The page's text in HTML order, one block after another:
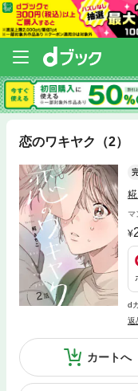
恋のワキヤク（2）
マ
d
返
カートへ